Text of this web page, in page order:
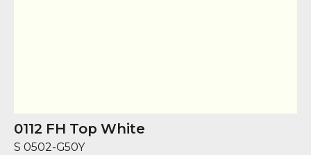
0112 FH Top White
S 0502-G50Y